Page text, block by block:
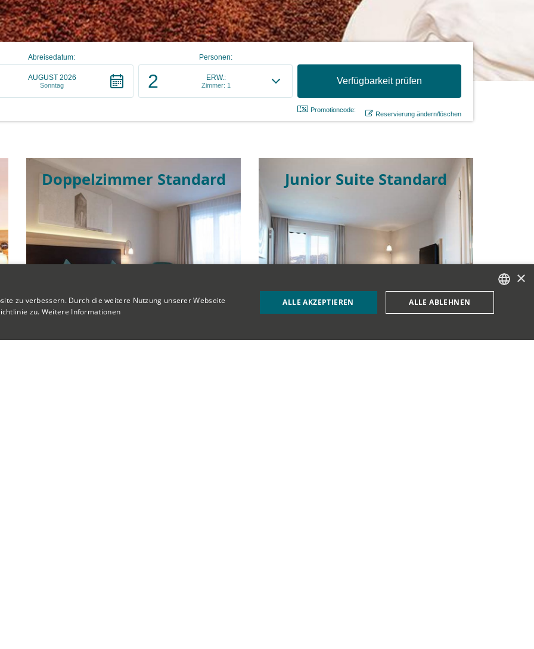
Abreisedatum:
AUGUST 2026
Sonntag
Personen:
2 ERW.:
Zimmer: 1
Promotioncode:
Reservierung ändern/löschen
Doppelzimmer Standard Junior Suite Standard
GERMAN
×
zu verbessern. Durch die weitere Nutzung unserer Webseite
zu. Weitere Informationen
ALLE AKZEPTIEREN ALLE ABLEHNEN